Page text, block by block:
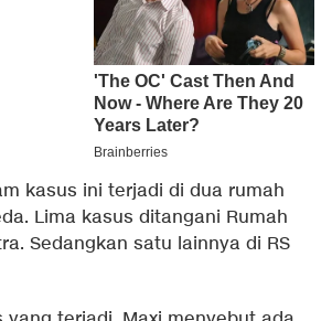
kasus ini terjadi di dua rumah
Lima kasus ditangani Rumah
Sedangkan satu lainnya di RS